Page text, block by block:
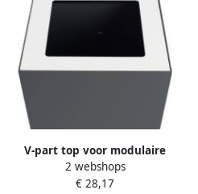
V-part top voor modulaire
afvalbak 85 l en 90 l wit
2 webshops
€ 28,17